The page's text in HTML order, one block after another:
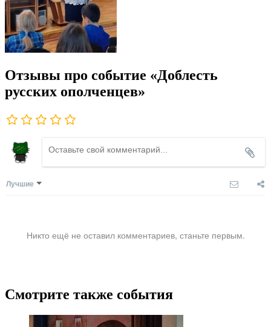
Отзывы про событие «Доблесть
русских ополченцев»
Лучшие
Никто ещё не оставил комментариев, станьте первым.
Смотрите также события